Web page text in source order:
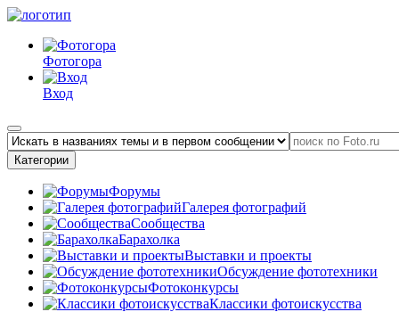
Фотогора
Вход
Категории
Форумы
Галерея фотографий
Сообщества
Барахолка
Выставки и проекты
Обсуждение фототехники
Фотоконкурсы
Классики фотоискусства